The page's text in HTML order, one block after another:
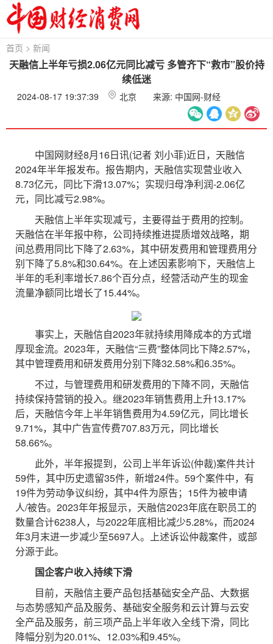
首页 > 新闻
天融信上半年亏损2.06亿元同比减亏 多管齐下“救市”股价持
续低迷
2024-08-17 19:37:39 北京 来源: 中国网-财经
中国网财经8月16日讯(记者 刘小菲)近日，天融信
2024年半年报发布。报告期内，天融信实现营业收入
8.73亿元，同比下滑13.07%；实现归母净利润-2.06亿
元，同比减亏2.98%。
天融信上半年实现减亏，主要得益于费用的控制。
天融信在半年报中称，公司持续推进提质增效战略，期
间总费用同比下降了2.63%，其中研发费用和管理费用分
别下降了5.8%和30.64%。在上述因素影响下，天融信上
半年的毛利率增长7.86个百分点，经营活动产生的现金
流量净额同比增长了15.44%。
事实上，天融信自2023年就持续用降成本的方式增
厚现金流。2023年，天融信“三费”整体同比下降2.57%，
其中管理费用和研发费用分别下降32.58%和6.35%。
不过，与管理费用和研发费用的下降不同，天融信
持续保持营销的投入。继2023年销售费用上升13.17%
后，天融信今年上半年销售费用为4.59亿元，同比增长
9.71%，其中广告宣传费707.83万元，同比增长
58.66%。
此外，半年报提到，公司上半年诉讼(仲裁)案件共计
59件，其中历史遗留35件，新增24件。59个案件中，有
19件为劳动争议纠纷，其中4件为原告；15件为被申请
人/被告。2023年年报显示，天融信2023年底在职员工的
数量合计6238人，与2022年底相比减少5.28%，而2024
年3月末进一步减少至5697人。上述诉讼仲裁案件，或部
分源于此。
国企客户收入持续下滑
目前，天融信主要产品包括基础安全产品、大数据
与态势感知产品及服务、基础安全服务和云计算与云安
全产品及服务，前三项产品上半年收入全线下滑，同比
降幅分别为20.01%、12.03%和9.45%。